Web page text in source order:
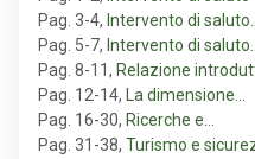
Pag. 3-4, Intervento di saluto…
Pag. 5-7, Intervento di saluto…
Pag. 8-11, Relazione
Pag. 12-14,
La dimensione…
Pag. 16-30, Ricerche e…
Pag. 31-38, Turismo e